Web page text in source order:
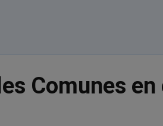
Comunes en